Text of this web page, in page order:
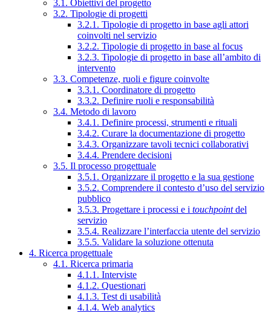
3.1. Obiettivi del progetto
3.2. Tipologie di progetti
3.2.1. Tipologie di progetto in base agli attori
coinvolti nel servizio
3.2.2. Tipologie di progetto in base al focus
3.2.3. Tipologie di progetto in base all’ambito di
intervento
3.3. Competenze, ruoli e figure coinvolte
3.3.1. Coordinatore di progetto
3.3.2. Definire ruoli e responsabilità
3.4. Metodo di lavoro
3.4.1. Definire processi, strumenti e rituali
3.4.2. Curare la documentazione di progetto
3.4.3. Organizzare tavoli tecnici collaborativi
3.4.4. Prendere decisioni
3.5. Il processo progettuale
3.5.1. Organizzare il progetto e la sua gestione
3.5.2. Comprendere il contesto d’uso del servizio
pubblico
3.5.3. Progettare i processi e i touchpointdel
servizio
3.5.4. Realizzare l’interfaccia utente del servizio
3.5.5. Validare la soluzione ottenuta
4. Ricerca progettuale
4.1. Ricerca primaria
4.1.1. Interviste
4.1.2. Questionari
4.1.3. Test di usabilità
4.1.4. Web analytics